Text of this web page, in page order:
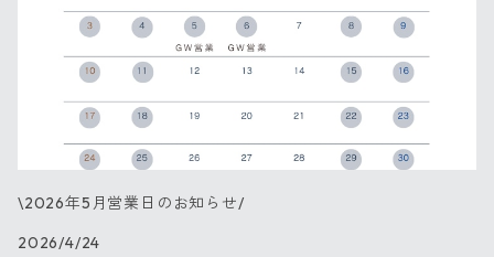
\2026年5月営業日のお知らせ/
2026/4/24